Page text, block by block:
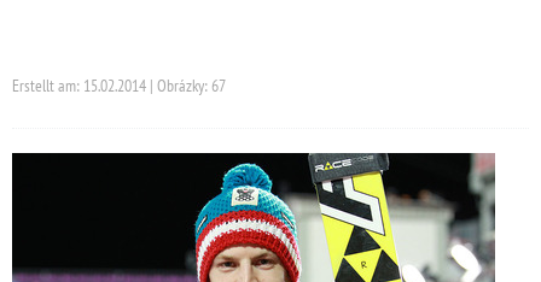
Erstellt am: 15.02.2014 | Obrázky: 67